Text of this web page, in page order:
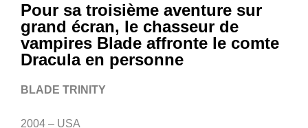
Pour sa troisième aventure sur
grand écran, le chasseur de
vampires Blade affronte le comte
Dracula en personne
BLADE TRINITY
2004 – USA